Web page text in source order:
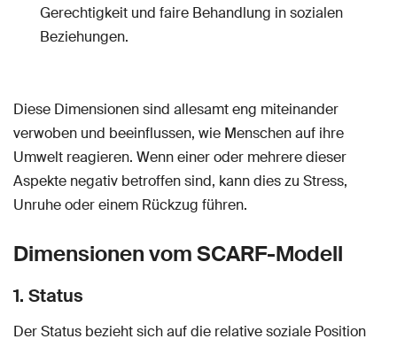
Gerechtigkeit und faire Behandlung in sozialen
Beziehungen.
Diese Dimensionen sind allesamt eng miteinander
verwoben und beeinflussen, wie Menschen auf ihre
Umwelt reagieren. Wenn einer oder mehrere dieser
Aspekte negativ betroffen sind, kann dies zu Stress,
Unruhe oder einem Rückzug führen.
Dimensionen vom SCARF-Modell
1. Status
Der Status bezieht sich auf die relative soziale Position